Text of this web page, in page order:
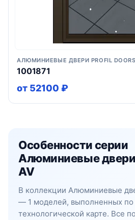
АЛЮМИНИЕВЫЕ ДВЕРИ PROFIL
1001871
от 52100 ₽
Особенности серии
Алюминиевые
AV
В коллекции Алюминиевые
— 1 моделей, выполненных по
технологической карте. Все